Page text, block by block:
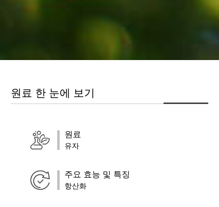
원료 한 눈에 보기
원료
유자
주요 효능 및 특징
항산화